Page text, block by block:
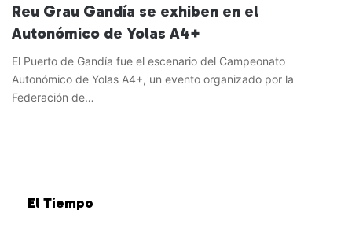
Reu Grau Gandía se exhiben en el
Autonómico de Yolas A4+
El Puerto de Gandía fue el escenario del Campeonato
Autonómico de Yolas A4+, un evento organizado por la
Federación de…
El Tiempo